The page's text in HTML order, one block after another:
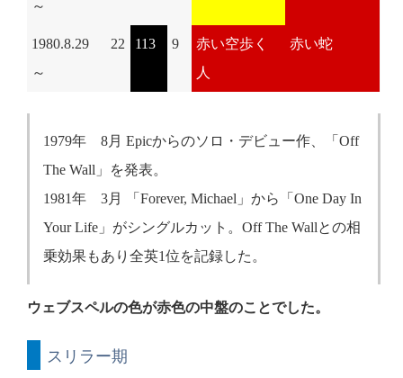
～
1980.8.29
～
22 113 9
赤い空歩く
人
赤い蛇
1979年 8月 Epicからのソロ・デビュー作、「Off
The Wall」を発表。
1981年 3月 「Forever, Michael」から「One Day In
Your Life」がシングルカット。Off The Wallとの相
乗効果もあり全英1位を記録した。
ウェブスペルの色が赤色の中盤のことでした。
スリラー期